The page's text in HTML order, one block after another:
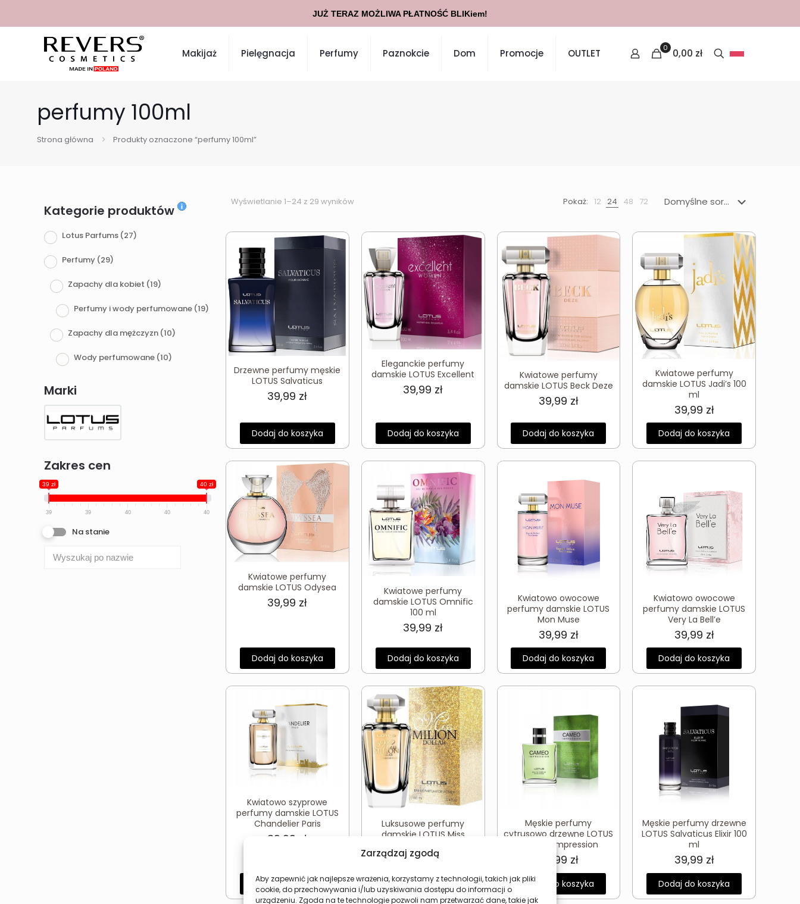
Zarządzaj zgodą
Aby zapewnić jak najlepsze wrażenia, korzystamy z technologii, takich jak pliki
cookie, do przechowywania i/lub uzyskiwania dostępu do informacji o
urządzeniu. Zgoda na te technologie pozwoli nam przetwarzać dane, takie jak
Makijaż Pielęgnacja Perfumy Paznokcie Dom Promocje OUTLET 0 0,00 zł
perfumy 100ml
Strona główna Produkty oznaczone “perfumy 100ml”
Kategorie produktów
Lotus Parfums (27)
Perfumy (29)
Zapachy dla kobiet (19)
Perfumy i wody perfumowane (19)
Zapachy dla mężczyzn (10)
Wody perfumowane (10)
Marki
Zakres cen
39 zł 40 zł
39 39 40 40 40
Na stanie
Wyświetlanie 1–24 z 29 wyników Pokaż: 12 24 48 72
Drzewne perfumy męskie
LOTUS Salvaticus
39,99 zł
Dodaj do koszyka
Eleganckie perfumy
damskie LOTUS Excellent
39,99 zł
Dodaj do koszyka
Kwiatowe perfumy
damskie LOTUS Beck Deze
39,99 zł
Dodaj do koszyka
Kwiatowe perfumy
damskie LOTUS Jadi’s 100
ml
39,99 zł
Dodaj do koszyka
Kwiatowe perfumy
damskie LOTUS Odysea
39,99 zł
Dodaj do koszyka
Kwiatowe perfumy
damskie LOTUS Omnific
100 ml
39,99 zł
Dodaj do koszyka
Kwiatowo owocowe
perfumy damskie LOTUS
Mon Muse
39,99 zł
Dodaj do koszyka
Kwiatowo owocowe
perfumy damskie LOTUS
Very La Bell’e
39,99 zł
Dodaj do koszyka
Kwiatowo szyprowe
perfumy damskie LOTUS
Chandelier Paris
39,99 zł
Dodaj do koszyka
Luksusowe perfumy
damskie LOTUS Miss
39,99zł
Dodaj do koszyka
Męskie perfumy
cytrusowo drzewne LOTUS
Cameo Impression
39,99 zł
Dodaj do koszyka
Męskie perfumy drzewne
LOTUS Salvaticus Elixir 100
ml
39,99 zł
Dodaj do koszyka
JUŻ TERAZ MOŻLIWA PŁATNOŚĆ BLIKiem!